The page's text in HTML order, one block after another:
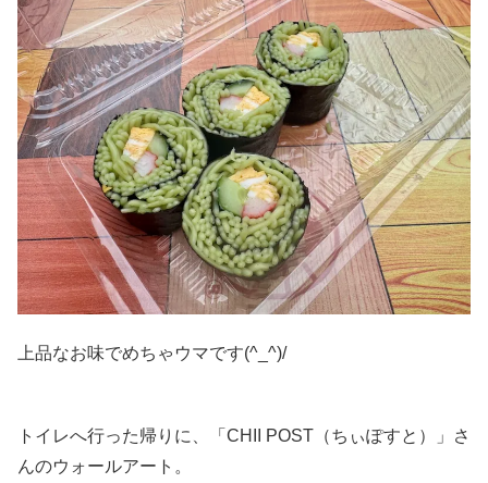
上品なお味でめちゃウマです(^_^)/
トイレへ行った帰りに、「CHII POST（ちぃぽすと）」さ
んのウォールアート。